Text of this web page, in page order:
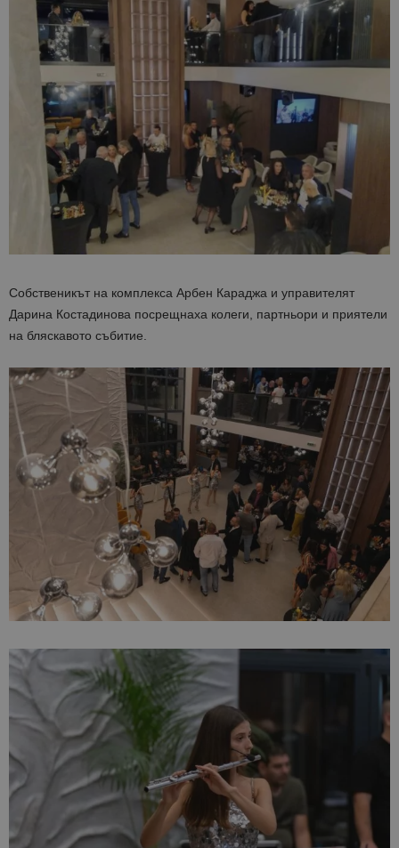
Собственикът на комплекса Арбен Караджа и управителят
Дарина Костадинова посрещнаха колеги, партньори и приятели
на бляскавото събитие.